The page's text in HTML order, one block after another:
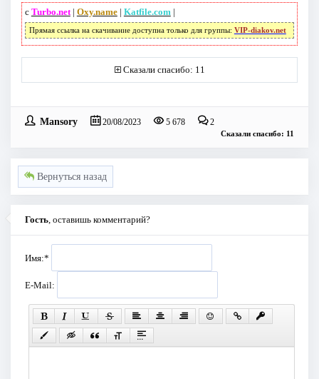
с Turbo.net| Oxy.name| Katfile.com|
Прямая ссылка на скачивание доступна только для группы: VIP-diakov.net
Сказали спасибо: 11
Mansory 20/08/2023 5 678 2
Сказали спасибо: 11
Вернуться назад
Гость, оставишь комментарий?
Имя:*
E-Mail: